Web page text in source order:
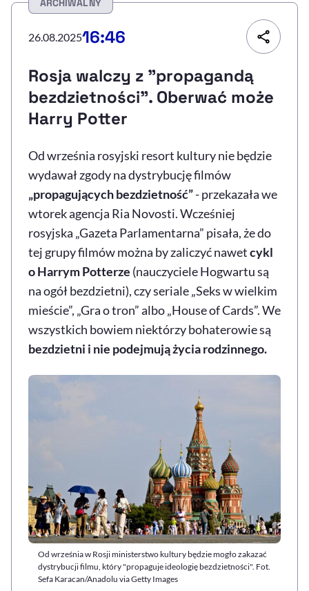
Sprawdź, jak i dlaczego zwiększamy dostępność , otwiera się w nowym
Deklaracja dostępności, otwiera się w nowym oknie
Zgłoś problem
, otwiera się w
ARCHIWALNY
26.08.202516:46
Rosja walczy z "propagandą
bezdzietności". Oberwać może
Harry Potter
Od września rosyjski resort kultury nie będzie
wydawał zgody na dystrybucję filmów
„propagujących bezdzietność”- przekazała we
wtorek agencja Ria Novosti. Wcześniej
rosyjska „Gazeta Parlamentarna” pisała, że do
tej grupy filmów można by zaliczyć nawetcykl
o Harrym Potterze (nauczyciele Hogwartu są
na ogół bezdzietni), czy seriale „Seks w wielkim
mieście”, „Gra o tron” albo „House of Cards”. We
wszystkich bowiem niektórzy bohaterowie są
bezdzietni i nie podejmują życia rodzinnego.
Od września w Rosji ministerstwo kultury będzie mogło zakazać
dystrybucji filmu, który "propaguje ideologię bezdzietności". Fot.
Sefa Karacan/Anadolu via Getty Images